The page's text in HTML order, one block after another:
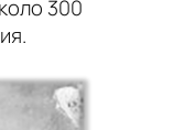
300